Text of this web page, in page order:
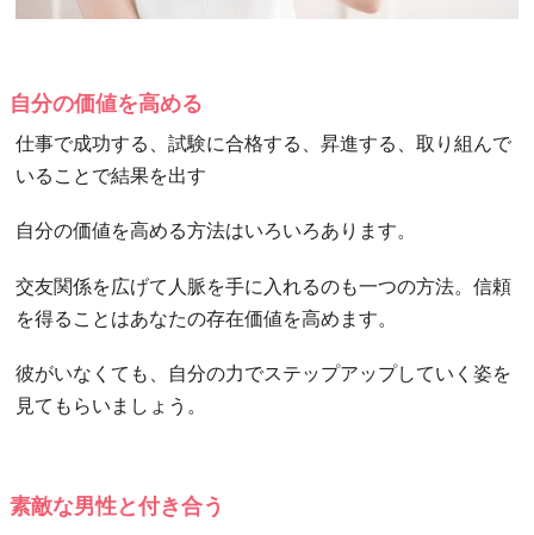
自分の価値を高める
仕事で成功する、試験に合格する、昇進する、取り組んで
いることで結果を出す
自分の価値を高める方法はいろいろあります。
交友関係を広げて人脈を手に入れるのも一つの方法。信頼
を得ることはあなたの存在価値を高めます。
彼がいなくても、自分の力でステップアップしていく姿を
見てもらいましょう。
素敵な男性と付き合う